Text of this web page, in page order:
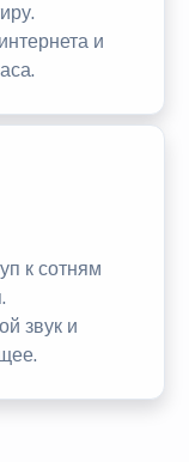
и
к сотням
звук и